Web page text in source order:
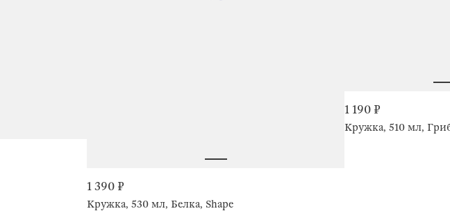
1 390 ₽
Кружка, 530 мл, Белка, Shape
1 190 ₽
Кружка, 510 мл,